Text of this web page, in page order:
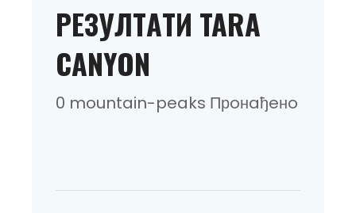
РEЗУЛТAТИ TARA
CANYON
0 mountain-peaks Прoнaђeнo